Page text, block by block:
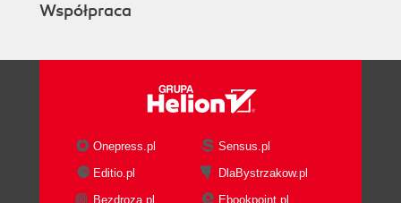
Współpraca
Onepress.pl
Sensus.pl
Editio.pl
DlaBystrzakow.pl
Bezdroza.pl
Ebookpoint.pl